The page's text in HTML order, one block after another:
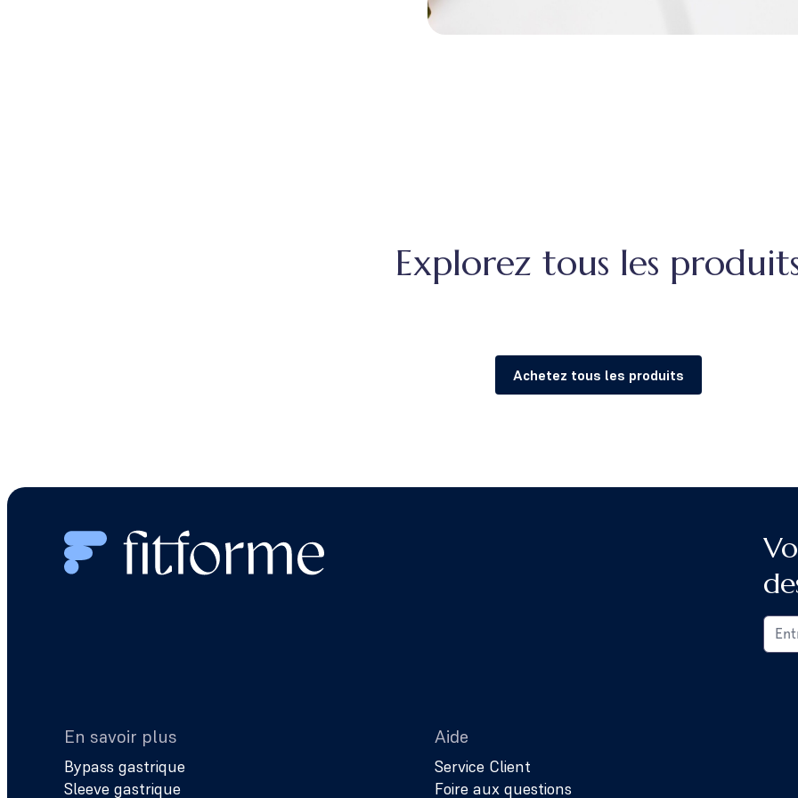
Explorez tous les
Achetez tous les produits
En savoir plus
Bypass gastrique
Sleeve gastrique
Aide
Service Client
Foire aux questions